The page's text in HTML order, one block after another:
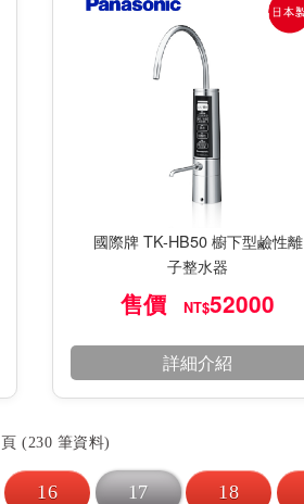
國際牌 TK-HB50 櫥下型鹼性離
子整水器
售價 NT$52000
詳細介紹
頁 (230 筆資料)
16 17 18